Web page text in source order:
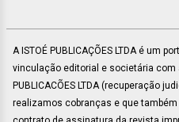
A ISTOÉ PUBLICAÇÕES LTDA é um
vinculação editorial e societária com a
PUBLICACÕES LTDA (recuperação
realizamos cobranças e que